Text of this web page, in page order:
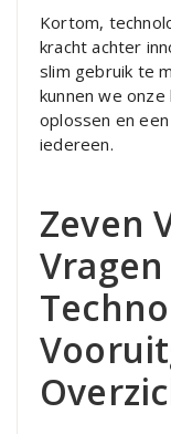
Kortom,
kracht achter
slim gebruik te
kunnen we
oplossen en
iedereen.
Zeven